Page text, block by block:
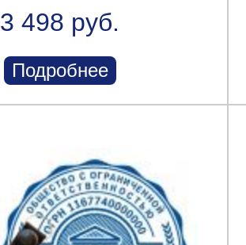
3 498 руб.
Подробнее